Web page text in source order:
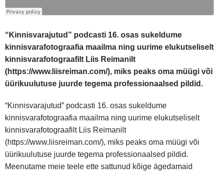
“Kinnisvarajutud” podcasti 16. osas sukeldume
kinnisvarafotograafia maailma ning uurime elukutseliselt
kinnisvarafotograafilt Liis Reimanilt
(https://www.liisreiman.com/), miks peaks oma müügi või
üürikuulutuse juurde tegema professionaalsed pildid.
“Kinnisvarajutud” podcasti 16. osas sukeldume
kinnisvarafotograafia maailma ning uurime elukutseliselt
kinnisvarafotograafilt Liis Reimanilt
(https://www.liisreiman.com/), miks peaks oma müügi või
üürikuulutuse juurde tegema professionaalsed pildid.
Meenutame meie teele ette sattunud kõige ägedamaid